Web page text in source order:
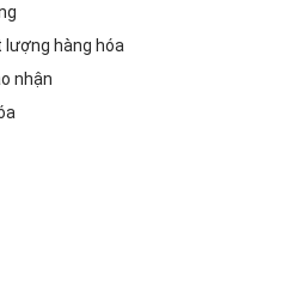
lượng hàng hóa
nhận